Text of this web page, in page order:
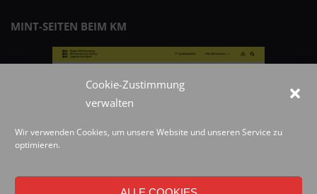
Cookie-Zustimmung
verwalten
Wir verwenden Cookies, um unsere Website und unseren Service zu
optimieren.
MINT-SEITEN BEIM KM